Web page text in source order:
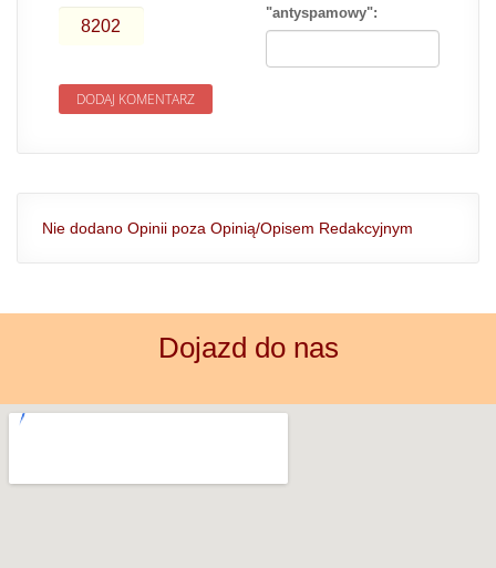
"antyspamowy":
Nie dodano Opinii poza Opinią/Opisem Redakcyjnym
Dojazd do nas